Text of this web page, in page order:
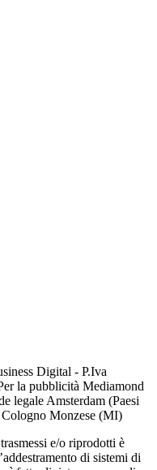
Digital - P.Iva
la pubblicità Mediamond
legale Amsterdam (Paesi
Monzese (MI)
e/o riprodotti è
di sistemi di